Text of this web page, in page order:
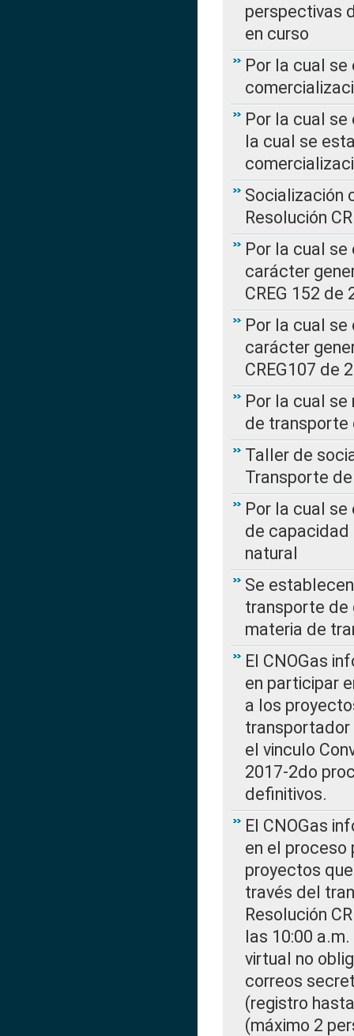
perspectivas
en curso
Por la cual
Por la cual se
la cual se
Socialización
Resolución
Por la cual
carácter
CREG 152 de
Por la cual
carácter
CREG107 de
Por la cual
de transporte
Taller de
Transporte
Por la cual
de capacidad
natural
Se
transporte de
materia de
El CNOGas
en participar
a los
transportador
el vinculo
2017-2do
definitivos.
El CNOGas
en el proceso
proyectos
través del
Resolución
las 10:00
virtual no
correos
(registro
(máximo 2